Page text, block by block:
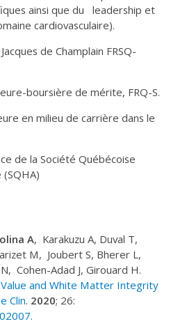
ainsi que du leadership et
cardiovasculaire).
de Champlain FRSQ-
boursière de mérite, FRQ-S.
en milieu de carrière dans le
de la Société Québécoise
A, Karakuzu A, Duval T,
M, Joubert S, Bherer L,
Cohen-Adad J, Girouard H.
and White Matter Integrity
Clin. 2020; 26: